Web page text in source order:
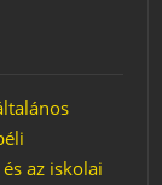
az iskolai